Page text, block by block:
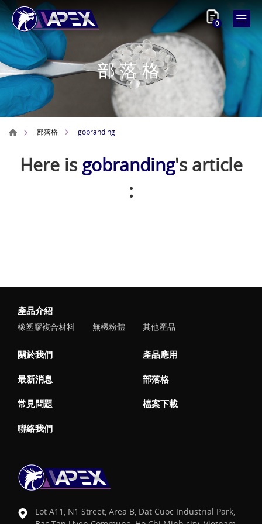
0
部落格
部落格 gobranding
Here isgobranding's article
:
產品介紹
橡塑膠複合材料 無機粉體 其他產品
關於我們 產品應用
最新消息 部落格
常見問題 檔案下載
聯絡我們
Lot A11, N1 Street, Area B, Dat Cuoc Industrial Park,